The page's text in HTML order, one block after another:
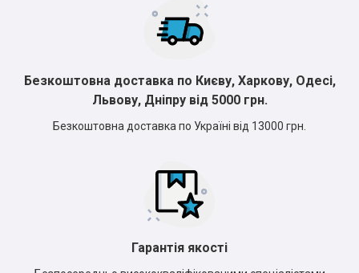
Безкоштовна доставка по Києву, Харкову, Одесі,
Львову, Дніпру від 5000 грн.
Безкоштовна доставка по Україні від 13000 грн.
Гарантія якості